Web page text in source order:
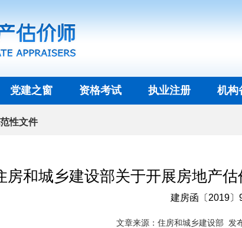
党建之窗 资格考试 执业注册 机构
性文件
房和城乡建设部关于开展房地产
建房函〔2019〕
文章来源：住房和城乡建设部 发